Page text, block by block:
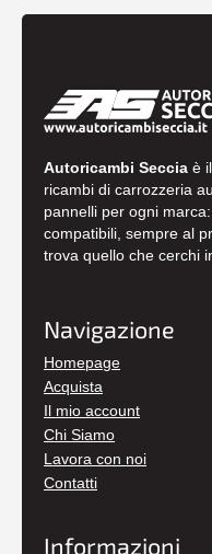
Autoricambi Seccia è
ricambi di carrozzeria
pannelli per ogni
compatibili, sempre al
trova quello che cerchi
Navigazione
Homepage
Acquista
Il mio account
Chi Siamo
Lavora con noi
Contatti
Informazioni